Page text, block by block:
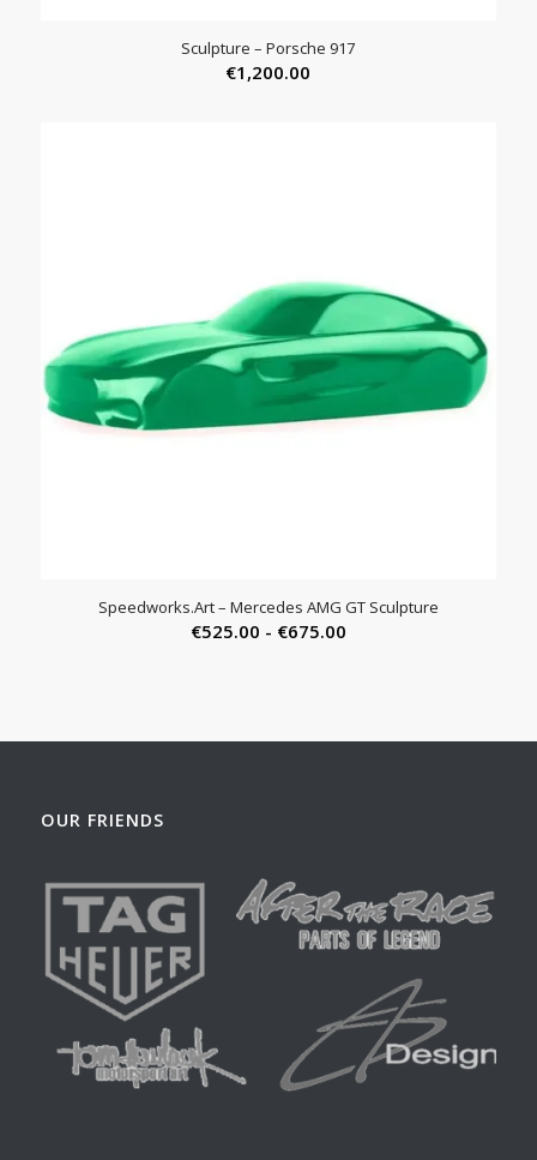
Sculpture – Porsche 917
€1,200.00
Speedworks.Art – Mercedes AMG GT Sculpture
€525.00 - €675.00Prijsklasse:
OUR FRIENDS